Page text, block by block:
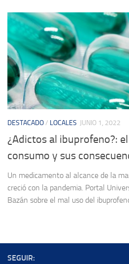
DESTACADO/ LOCALES JUNIO 1, 2022
¿Adictos al ibuprofeno?:
consumo y sus
Un medicamento al alcance de la
creció con la pandemia. Portal
Bazán sobre el mal uso del
SEGUIR: